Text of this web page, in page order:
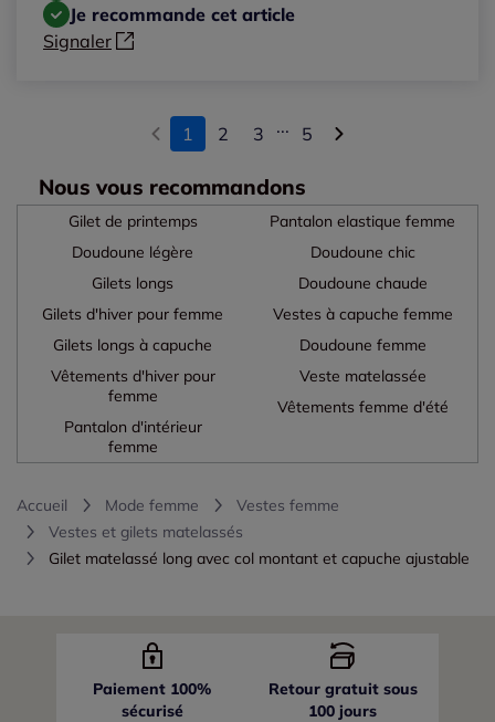
Je recommande cet article
Signaler
1 2 3 ... 5
Nous vous recommandons
Gilet de printemps
Doudoune légère
Gilets longs
Gilets d'hiver pour femme
Pantalon elastique femme
Doudoune chic
Doudoune chaude
Vestes à capuche femme
Gilets longs à capuche
Vêtements d'hiver pour
femme
Pantalon d'intérieur
femme
Doudoune femme
Veste matelassée
Vêtements femme d'été
Accueil Mode femme
Vestes femme
Vestes et gilets matelassés
Gilet matelassé long avec col montant et capuche ajustable
Paiement 100%
sécurisé
Retour gratuit sous
100 jours